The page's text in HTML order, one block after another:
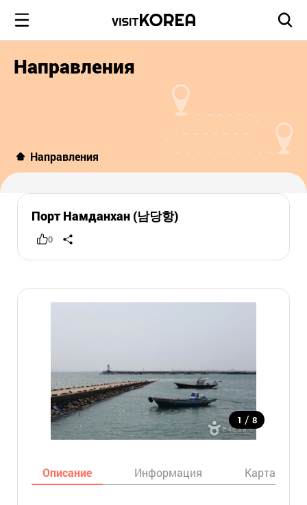
Направления
Направления
Порт Намданхан (남당항)
0
1 / 8
Описание Информация Карта